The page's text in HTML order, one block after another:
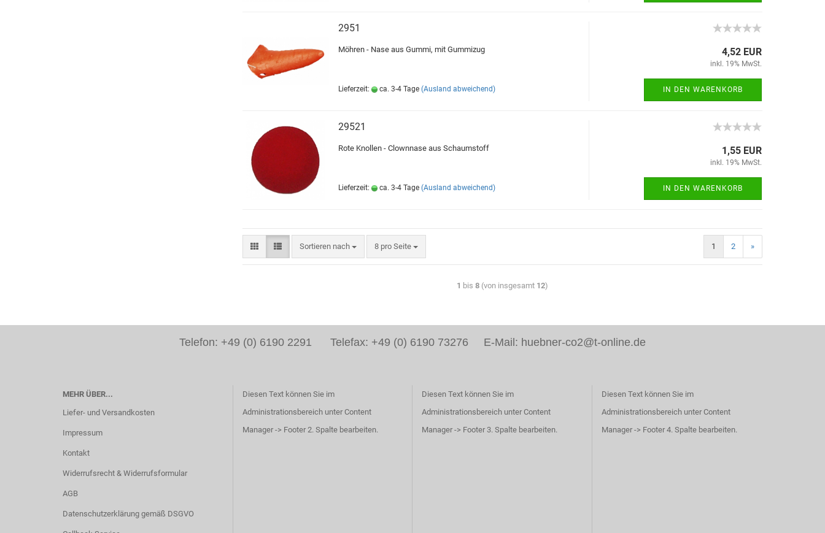
2951
Möhren - Nase aus Gummi, mit Gummizug
Lieferzeit: ca. 3-4 Tage (Ausland abweichend)
4,52 EUR
inkl. 19% MwSt.
IN DEN WARENKORB
29521
Rote Knollen - Clownnase aus Schaumstoff
Lieferzeit: ca. 3-4 Tage (Ausland abweichend)
1,55 EUR
inkl. 19% MwSt.
IN DEN WARENKORB
Sortieren nach 8 pro Seite 1 2 »
1 bis 8(von insgesamt 12)
Telefon: +49 (0) 6190 2291 Telefax: +49 (0) 6190 73276 E-Mail: huebner-co2@t-online.de
MEHR ÜBER...
Liefer- und Versandkosten
Impressum
Kontakt
Widerrufsrecht & Widerrufsformular
AGB
Datenschutzerklärung gemäß DSGVO
Diesen Text können Sie im
Administrationsbereich unter Content
Manager -> Footer 2. Spalte bearbeiten.
Diesen Text können Sie im
Administrationsbereich unter Content
Manager -> Footer 3. Spalte bearbeiten.
Diesen Text können Sie im
Administrationsbereich unter Content
Manager -> Footer 4. Spalte bearbeiten.